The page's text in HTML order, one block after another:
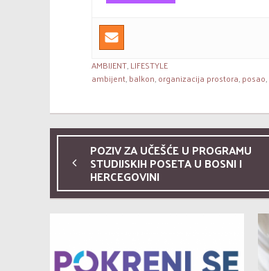
AMBIJENT,LIFESTYLE
ambijent,balkon,organizacija prostora,posao,
POZIV ZA UČEŠĆE U PROGRAMU
STUDIJSKIH POSETA U BOSNI I
HERCEGOVINI